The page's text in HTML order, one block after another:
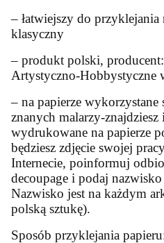
– łatwiejszy do
klasyczny
– produkt polski,
Artystyczno-Hobbystyczne
– na papierze wykorzystane
znanych malarzy-znajdziesz
wydrukowane na papierze
będziesz zdjęcie swojej
Internecie, poinformuj
decoupage i podaj
Nazwisko jest na każdym
polską sztukę).
Sposób przyklejania